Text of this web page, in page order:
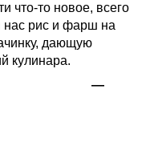
что-то новое, всего
рис и фарш на
дающую
кулинара.